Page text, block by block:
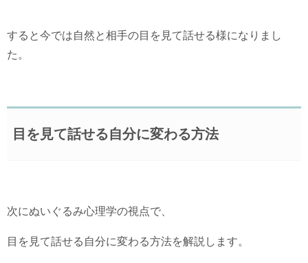
すると今では自然と相手の目を見て話せる様になりまし
た。
目を見て話せる自分に変わる方法
次にぬいぐるみ心理学の視点で、
目を見て話せる自分に変わる方法を解説します。